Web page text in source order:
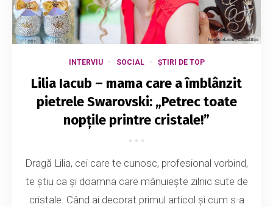
INTERVIU SOCIAL ȘTIRI DE TOP
Lilia Iacub – mama care a îmblânzit
pietrele Swarovski: „Petrec toate
nopțile printre cristale!”
Dragă Lilia, cei care te cunosc, profesional vorbind,
te ştiu ca şi doamna care mânuieşte zilnic sute de
cristale. Când ai decorat primul articol şi cum s-a